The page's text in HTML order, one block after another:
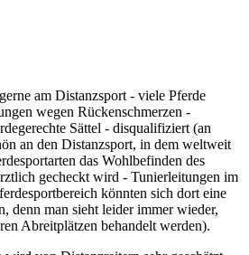
am Distanzsport - viele Pferde
wegen Rückenschmerzen -
Sättel - disqualifiziert (an
an den Distanzsport, in dem weltweit
das Wohlbefinden des
gecheckt wird - Tunierleitungen im
könnten sich dort eine
denn man sieht leider immer wieder,
Abreitplätzen behandelt werden).